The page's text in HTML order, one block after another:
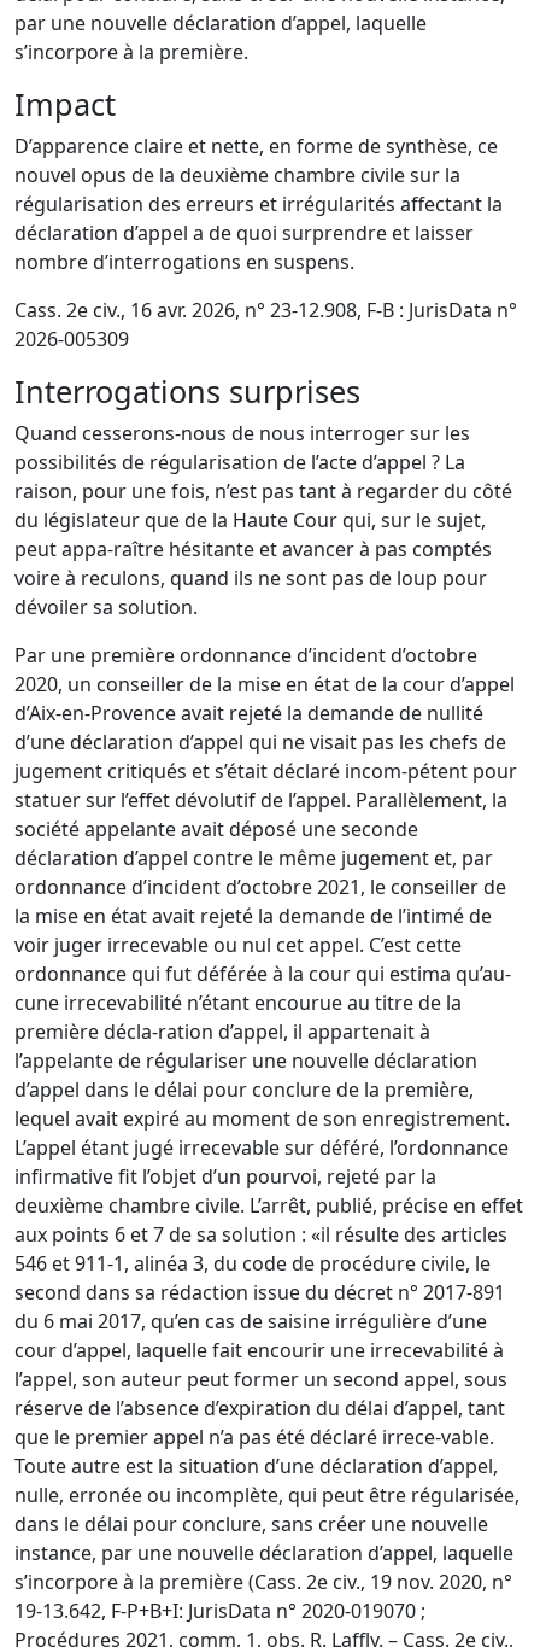
par une nouvelle déclaration d’appel, laquelle
s’incorpore à la première.
Impact
D’apparence claire et nette, en forme de synthèse, ce
nouvel opus de la deuxième chambre civile sur la
régularisation des erreurs et irrégularités affectant la
déclaration d’appel a de quoi surprendre et laisser
nombre d’interrogations en suspens.
Cass. 2e civ., 16 avr. 2026, n° 23-12.908, F-B : JurisData n°
2026-005309
Interrogations surprises
Quand cesserons-nous de nous interroger sur les
possibilités de régularisation de l’acte d’appel ? La
raison, pour une fois, n’est pas tant à regarder du côté
du législateur que de la Haute Cour qui, sur le sujet,
peut appa-raître hésitante et avancer à pas comptés
voire à reculons, quand ils ne sont pas de loup pour
dévoiler sa solution.
Par une première ordonnance d’incident d’octobre
2020, un conseiller de la mise en état de la cour d’appel
d’Aix-en-Provence avait rejeté la demande de nullité
d’une déclaration d’appel qui ne visait pas les chefs de
jugement critiqués et s’était déclaré incom-pétent pour
statuer sur l’effet dévolutif de l’appel. Parallèlement, la
société appelante avait déposé une seconde
déclaration d’appel contre le même jugement et, par
ordonnance d’incident d’octobre 2021, le conseiller de
la mise en état avait rejeté la demande de l’intimé de
voir juger irrecevable ou nul cet appel. C’est cette
ordonnance qui fut déférée à la cour qui estima qu’au-
cune irrecevabilité n’étant encourue au titre de la
première décla-ration d’appel, il appartenait à
l’appelante de régulariser une nouvelle déclaration
d’appel dans le délai pour conclure de la première,
lequel avait expiré au moment de son enregistrement.
L’appel étant jugé irrecevable sur déféré, l’ordonnance
infirmative fit l’objet d’un pourvoi, rejeté par la
deuxième chambre civile. L’arrêt, publié, précise en effet
aux points 6 et 7 de sa solution : «il résulte des articles
546 et 911-1, alinéa 3, du code de procédure civile, le
second dans sa rédaction issue du décret n° 2017-891
du 6 mai 2017, qu’en cas de saisine irrégulière d’une
cour d’appel, laquelle fait encourir une irrecevabilité à
l’appel, son auteur peut former un second appel, sous
réserve de l’absence d’expiration du délai d’appel, tant
que le premier appel n’a pas été déclaré irrece-vable.
Toute autre est la situation d’une déclaration d’appel,
nulle, erronée ou incomplète, qui peut être régularisée,
dans le délai pour conclure, sans créer une nouvelle
instance, par une nouvelle déclaration d’appel, laquelle
s’incorpore à la première (Cass. 2e civ., 19 nov. 2020, n°
19-13.642, F-P+B+I: JurisData n° 2020-019070 ;
Procédures 2021, comm. 1, obs. R. Laffly. – Cass. 2e civ.,